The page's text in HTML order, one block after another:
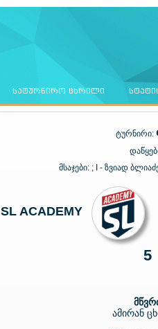
ᲡᲐᲢᲣᲠᲜᲘᲠᲝ ᲪᲮᲠᲘᲚᲘ
ტურნირი:
მსაჯები: ; I - ზვიად
SL ACADEMY
5
ამირან